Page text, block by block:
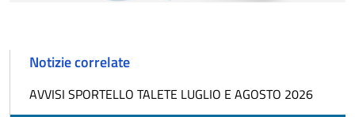
Notizie correlate
AVVISI SPORTELLO TALETE LUGLIO E AGOSTO 2026